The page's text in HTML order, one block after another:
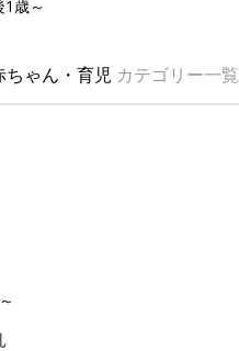
1歳～
ちゃん・育児 カテゴリー一覧